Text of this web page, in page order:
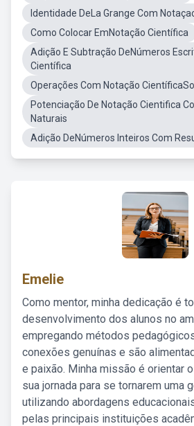
Identidade DeLa Grange Com
Como Colocar EmNotação Científica
Adição E Subtração DeNúmeros
Científica
Operações Com Notação
Potenciação De Notação Cientifica
Naturais
Adição DeNúmeros Inteiros Com
Emelie
Como mentor, minha dedicação é
desenvolvimento dos alunos no
empregando métodos
conexões genuínas e são
e paixão. Minha missão é orientar
sua jornada para se tornarem uma
utilizando abordagens
pelas principais instituições